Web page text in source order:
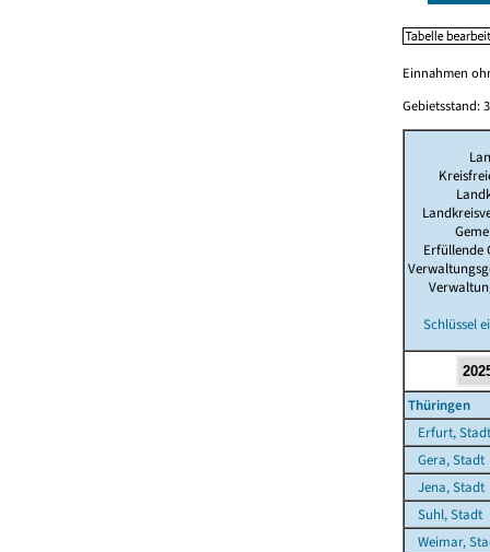
Einnahmen
Gebietsstand:
Erfüllende
Schlüssel
Thüringen
Erfurt, Stadt
Gera, Stadt
Jena, Stadt
Suhl, Stadt
Weimar,